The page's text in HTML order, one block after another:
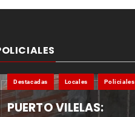
Destacadas Locales Policiales
PUERTO VILELAS: